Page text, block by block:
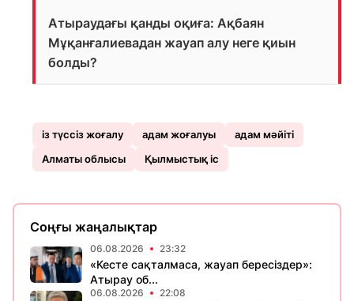
Атыраудағы қанды оқиға: Ақбаян
Мұқанғалиевадан жауап алу неге қиын
болды?
із түссіз жоғалу адам жоғалуы
адам мәйіті
Алматы облысы
Қылмыстық іс
Соңғы жаңалықтар
06.08.2026 23:32
«Кесте сақталмаса, жауап бересіздер»:
Атырау об...
06.08.2026 22:08